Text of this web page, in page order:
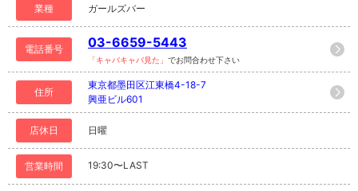
業種 ガールズバー
電話番号 03-6659-5443
「キャバキャバ見た」 でお問合わせ下さい
住所
東京都墨田区江東橋4-18-7
興亜ビル601
店休日 日曜
営業時間 19:30〜LAST